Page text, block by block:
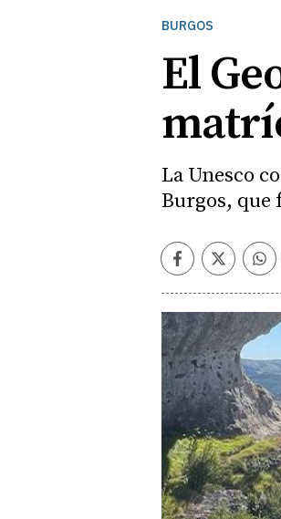
BURGOS
El
La Unesco
Burgos, que
Facebook
Twitter